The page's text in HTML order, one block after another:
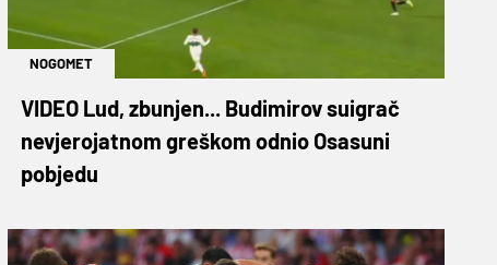
NOGOMET
VIDEO Lud, zbunjen... Budimirov suigrač
nevjerojatnom greškom odnio Osasuni
pobjedu